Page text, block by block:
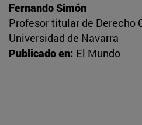
Fernando Simón
Profesor titular de Derecho
Universidad de Navarra
Publicado en: El Mundo